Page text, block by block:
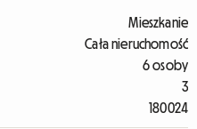
Mieszkanie
Cała nieruchomość
6 osoby
3
180024